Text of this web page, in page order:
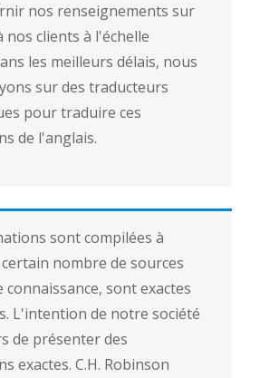
nos renseignements sur
nos clients à l'échelle
les meilleurs délais, nous
sur des traducteurs
pour traduire ces
de l'anglais.
sont compilées à
nombre de sources
connaissance, sont exactes
L'intention de notre société
de présenter des
exactes. C.H. Robinson